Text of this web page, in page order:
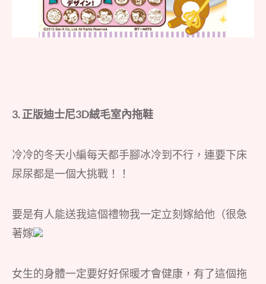
3. 正版迪士尼3D絨毛室內拖鞋
冷冷的冬天小編每天都手腳冰冷到不行，連要下床
尿尿都是一個大挑戰！！
要是有人能送我這個禮物我一定立刻嫁給他（很急
著嫁
女生的身體一定要好好保暖才會健康，有了這個拖